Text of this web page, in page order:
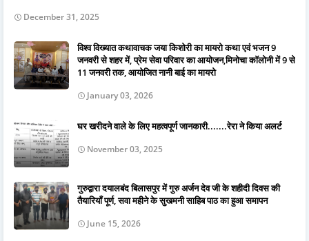
December 31, 2025
विश्व विख्यात कथावाचक जया किशोरी का मायरो कथा एवं भजन 9
जनवरी से शहर में, प्रेम सेवा परिवार का आयोजन,मिनोचा कॉलोनी में 9 से
11 जनवरी तक, आयोजित नानी बाई का मायरो
January 03, 2026
घर खरीदने वाले के लिए महत्वपूर्ण जानकारी.......रेरा ने किया अलर्ट
November 03, 2025
गुरुद्वारा दयालबंद बिलासपुर में गुरु अर्जन देव जी के शहीदी दिवस की
तैयारियाँ पूर्ण, सवा महीने के सुखमनी साहिब पाठ का हुआ समापन
June 15, 2026